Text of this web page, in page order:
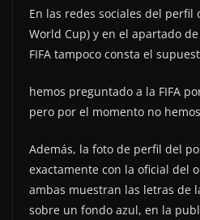
En las redes sociales del perfil
World Cup) y en el apartado
FIFA tampoco consta el
hemos preguntado a la FIFA
pero por el momento no
Además, la foto de perfil del
exactamente con la oficial del
ambas muestran las letras de
sobre un fondo azul, en la